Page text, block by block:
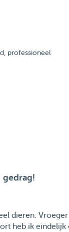
professioneel
gedrag!
dieren.
heb ik